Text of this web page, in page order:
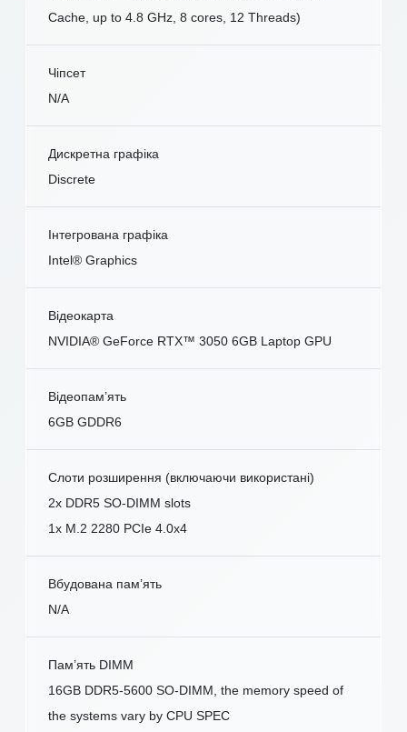
Cache, up to 4.8 GHz, 8 cores, 12 Threads)
Чіпсет
N/A
Дискретна графіка
Discrete
Інтегрована графіка
Intel® Graphics
Відеокарта
NVIDIA® GeForce RTX™ 3050 6GB Laptop GPU
Відеопам’ять
6GB GDDR6
Слоти розширення (включаючи використані)
2x DDR5 SO-DIMM slots
1x M.2 2280 PCIe 4.0x4
Вбудована пам’ять
N/A
Пам’ять DIMM
16GB DDR5-5600 SO-DIMM, the memory speed of
the systems vary by CPU SPEC